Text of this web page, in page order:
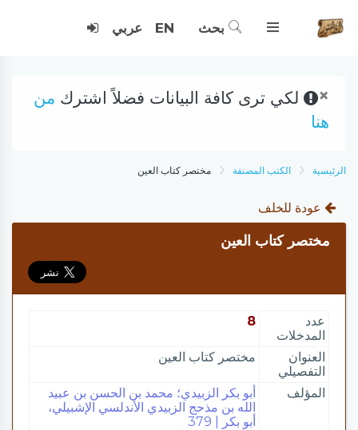
بحث EN عربي
× لكي ترى كافة البيانات فضلاً اشترك من
هنا
الرئيسية الكتب المصنفة مختصر كتاب العين
عودة للخلف
مختصر كتاب العين
عدد
المدخلات
8
العنوان
التفصيلي
مختصر كتاب العين
المؤلف
أبو بكر الزبيدي؛ محمد بن الحسن بن عبيد
الله بن مذحج الزبيدي الأندلسي الإشبيلي،
أبو بكر | 379